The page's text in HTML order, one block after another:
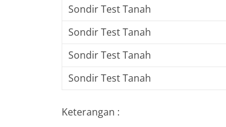
Sondir Test Tanah
Sondir Test Tanah
Sondir Test Tanah
Sondir Test Tanah
Keterangan :